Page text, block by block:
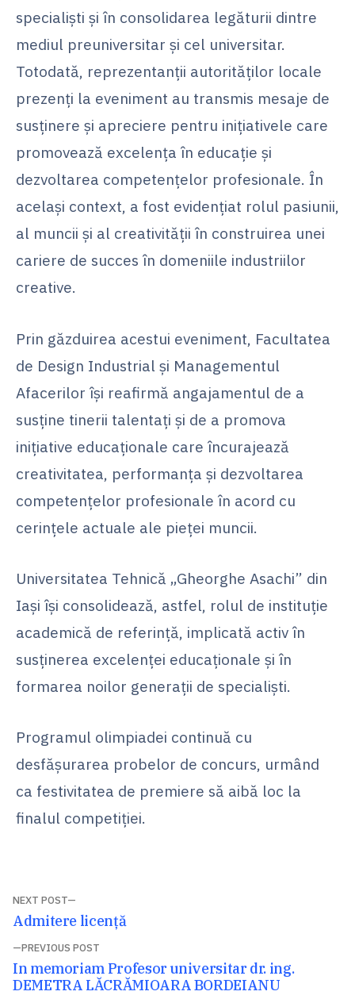
specialiști și în consolidarea legăturii dintre
mediul preuniversitar și cel universitar.
Totodată, reprezentanții autorităților locale
prezenți la eveniment au transmis mesaje de
susținere și apreciere pentru inițiativele care
promovează excelența în educație și
dezvoltarea competențelor profesionale. În
același context, a fost evidențiat rolul pasiunii,
al muncii și al creativității în construirea unei
cariere de succes în domeniile industriilor
creative.
Prin găzduirea acestui eveniment, Facultatea
de Design Industrial și Managementul
Afacerilor își reafirmă angajamentul de a
susține tinerii talentați și de a promova
inițiative educaționale care încurajează
creativitatea, performanța și dezvoltarea
competențelor profesionale în acord cu
cerințele actuale ale pieței muncii.
Universitatea Tehnică „Gheorghe Asachi” din
Iași își consolidează, astfel, rolul de instituție
academică de referință, implicată activ în
susținerea excelenței educaționale și în
formarea noilor generații de specialiști.
Programul olimpiadei continuă cu
desfășurarea probelor de concurs, urmând
ca festivitatea de premiere să aibă loc la
finalul competiției.
Navigare
în
articole
PREVIOUS POST
Previous
post:
In memoriam Profesor universitar dr. ing.
DEMETRA LĂCRĂMIOARA BORDEIANU
NEXT POST
Next
Admitere licență